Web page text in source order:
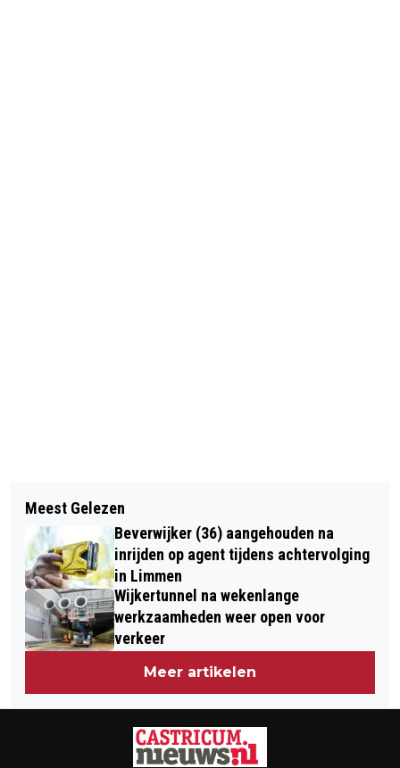
ROB DE NIJS OP 82-JARIGE LEEFTIJD
OVERLEDEN
HOE DE VOEDINGSINDUSTRIE
KINDEREN VERSLAAFD MAAKT EN
BURN-OUTS VEROORZAAKT
Meest Gelezen
Beverwijker (36) aangehouden na
inrijden op agent tijdens achtervolging
in Limmen
Wijkertunnel na wekenlange
werkzaamheden weer open voor
verkeer
Meer artikelen